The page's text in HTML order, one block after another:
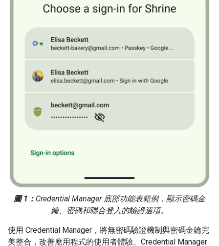
圖 1： Credential Manager 底部功能表範例，顯示密碼金
鑰、密碼和聯合登入的驗證選項。
使用 Credential Manager，將無密碼驗證機制與密碼金鑰完
美整合，改善應用程式的使用者體驗。Credential Manager